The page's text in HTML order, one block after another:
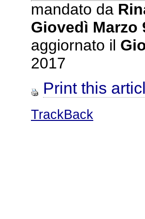
mandato da
Giovedì Marzo
aggiornato il
2017
Print this
TrackBack